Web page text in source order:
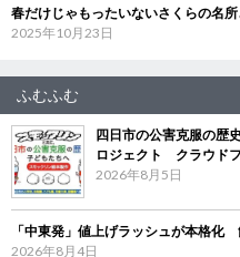
春だけじゃもったいないさくらの名
2025年10月23日
ふむふむ
四日市の公害克服の歴
ロジェクト クラウド
2026年8月5日
「中東発」値上げラッシュが本格
2026年8月4日